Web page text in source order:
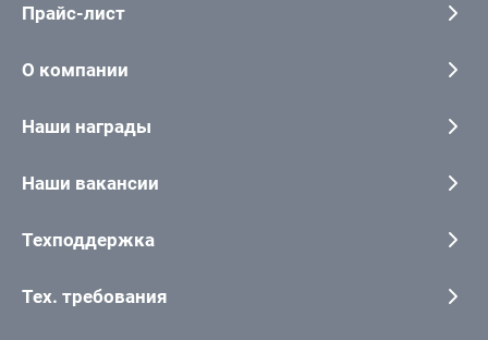
Прайс-лист
О компании
Наши награды
Наши вакансии
Техподдержка
Тех. требования